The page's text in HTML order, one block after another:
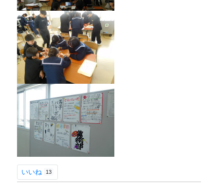
いいね 13